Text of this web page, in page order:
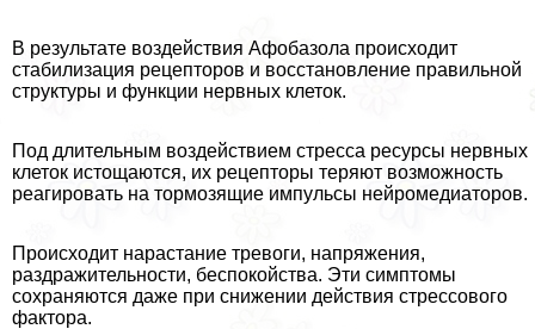
В результате воздействия Афобазола происходит
стабилизация рецепторов и восстановление правильной
структуры и функции нервных клеток.
Под длительным воздействием стресса ресурсы нервных
клеток истощаются, их рецепторы теряют возможность
реагировать на тормозящие импульсы нейромедиаторов.
Происходит нарастание тревоги, напряжения,
раздражительности, беспокойства. Эти симптомы
сохраняются даже при снижении действия стрессового
фактора.